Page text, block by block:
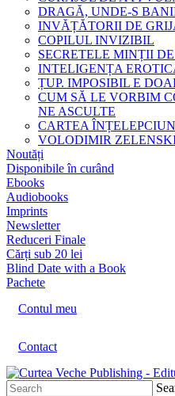
DRAGĂ, UNDE-S
INVĂȚĂTORII DE
COPILUL INVIZIBIL
SECRETELE MINȚII
INTELIGENȚA
ȚUP. IMPOSIBIL E
CUM SĂ LE VORBIM
NE ASCULTE
CARTEA
VOLODIMIR
Noutăți
Disponibile în curând
Ebooks
Audiobooks
Imprints
Newsletter
Reduceri Finale
Cărți sub 20 lei
Blind Date with a Book
Pachete
Contul meu
Contact